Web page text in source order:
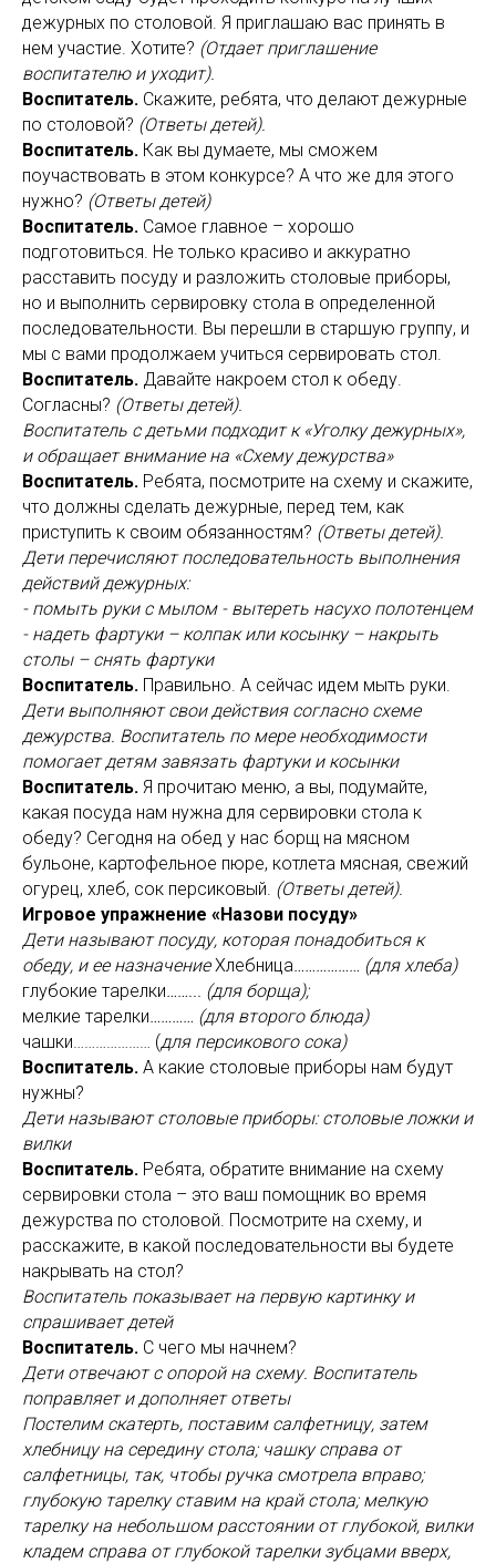
дежурных по столовой. Я приглашаю вас принять в
нем участие. Хотите? (Отдает приглашение
воспитателю и уходит).
Воспитатель. Скажите, ребята, что делают дежурные
по столовой? (Ответы детей).
Воспитатель. Как вы думаете, мы сможем
поучаствовать в этом конкурсе? А что же для этого
нужно? (Ответы детей)
Воспитатель. Самое главное – хорошо
подготовиться. Не только красиво и аккуратно
расставить посуду и разложить столовые приборы,
но и выполнить сервировку стола в определенной
последовательности. Вы перешли в старшую группу, и
мы с вами продолжаем учиться сервировать стол.
Воспитатель. Давайте накроем стол к обеду.
Согласны? (Ответы детей).
Воспитатель с детьми подходит к «Уголку дежурных»,
и обращает внимание на «Схему дежурства»
Воспитатель. Ребята, посмотрите на схему и скажите,
что должны сделать дежурные, перед тем, как
приступить к своим обязанностям? (Ответы детей).
Дети перечисляют последовательность выполнения
действий дежурных:
- помыть руки с мылом - вытереть насухо полотенцем
- надеть фартуки – колпак или косынку – накрыть
столы – снять фартуки
Воспитатель. Правильно. А сейчас идем мыть руки.
Дети выполняют свои действия согласно схеме
дежурства. Воспитатель по мере необходимости
помогает детям завязать фартуки и косынки
Воспитатель. Я прочитаю меню, а вы, подумайте,
какая посуда нам нужна для сервировки стола к
обеду? Сегодня на обед у нас борщ на мясном
бульоне, картофельное пюре, котлета мясная, свежий
огурец, хлеб, сок персиковый. (Ответы детей).
Игровое упражнение «Назови посуду»
Дети называют посуду, которая понадобиться к
обеду, и ее назначение Хлебница……………… (для хлеба)
глубокие тарелки……... (для борща);
мелкие тарелки………… (для второго блюда)
чашки………………… (для персикового сока)
Воспитатель. А какие столовые приборы нам будут
нужны?
Дети называют столовые приборы: столовые ложки и
вилки
Воспитатель. Ребята, обратите внимание на схему
сервировки стола – это ваш помощник во время
дежурства по столовой. Посмотрите на схему, и
расскажите, в какой последовательности вы будете
накрывать на стол?
Воспитатель показывает на первую картинку и
спрашивает детей
Воспитатель. С чего мы начнем?
Дети отвечают с опорой на схему. Воспитатель
поправляет и дополняет ответы
Постелим скатерть, поставим салфетницу, затем
хлебницу на середину стола; чашку справа от
салфетницы, так, чтобы ручка смотрела вправо;
глубокую тарелку ставим на край стола; мелкую
тарелку на небольшом расстоянии от глубокой, вилки
кладем справа от глубокой тарелки зубцами вверх,